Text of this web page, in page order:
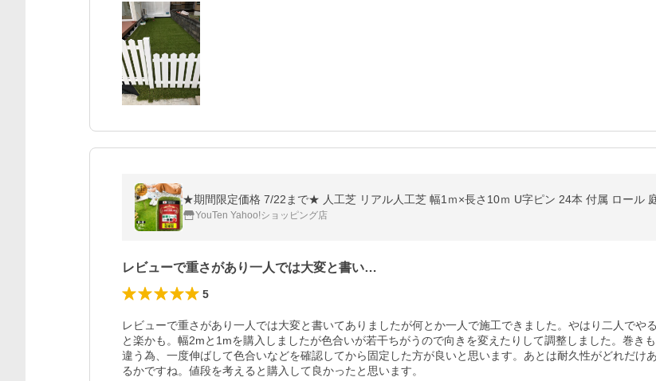
★期間限定価格 7/22まで★ 人工芝 リアル人工芝 幅1ｍ×長さ10ｍ U字ピン 24本 付属 ロール
YouTen Yahoo!ショッピング店
レビューで重さがあり一人では大変と書い…
5
レビューで重さがあり一人では大変と書いてありましたが何とか一人で施工できました。やはり二人でやる
と楽かも。幅2mと1mを購入しましたが色合いが若干ちがうので向きを変えたりして調整しました。巻きも
違う為、一度伸ばして色合いなどを確認してから固定した方が良いと思います。あとは耐久性がどれだけあ
るかですね。値段を考えると購入して良かったと思います。